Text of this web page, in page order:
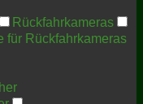
Rückfahrkameras
für Rückfahrkameras